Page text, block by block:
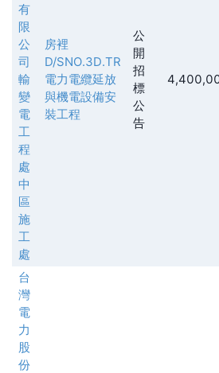
有
限
公
司
輸
變
電
工
程
處
中
區
施
工
處
房裡
D/SNO.3D.TR
電力電纜延放
與機電設備安
裝工程
公
開
招
標
公
告
台
灣
電
力
股
份